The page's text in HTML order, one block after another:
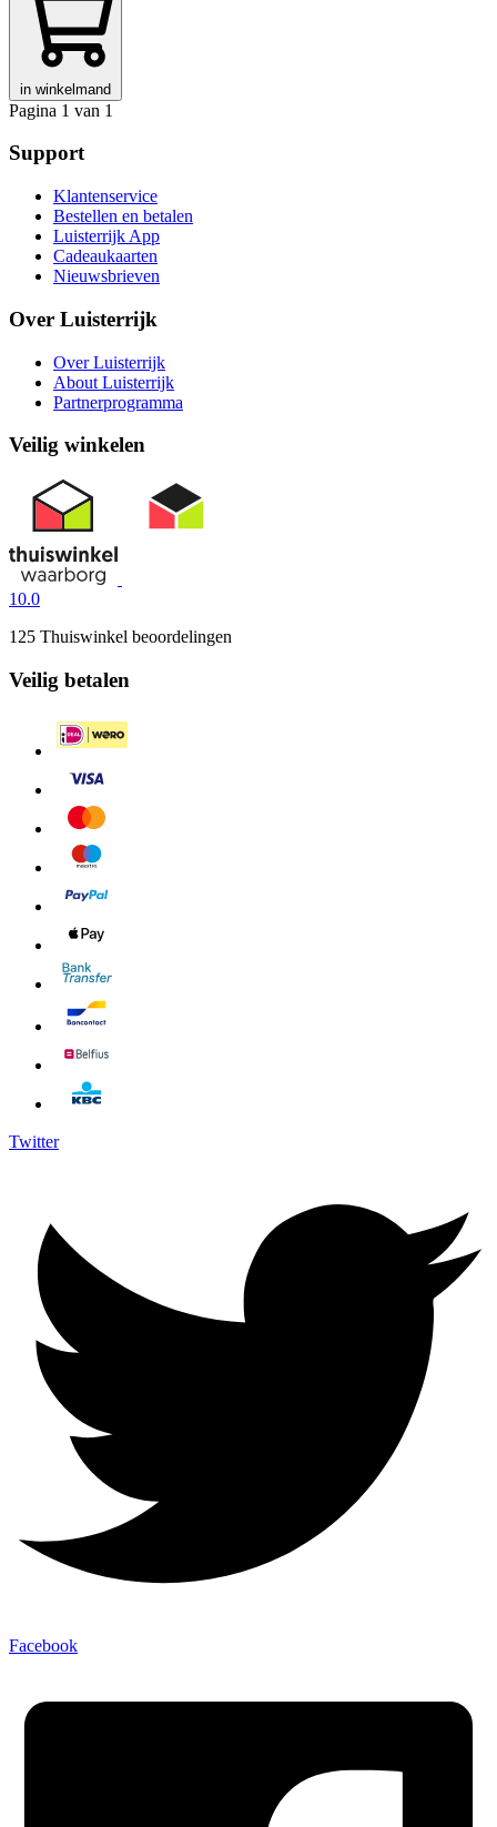
in winkelmand
Pagina 1 van 1
Support
Klantenservice
Bestellen en betalen
Luisterrijk App
Cadeaukaarten
Nieuwsbrieven
Over Luisterrijk
Over Luisterrijk
About Luisterrijk
Partnerprogramma
Veilig winkelen
10.0
125 Thuiswinkel beoordelingen
Veilig betalen
Twitter
Facebook